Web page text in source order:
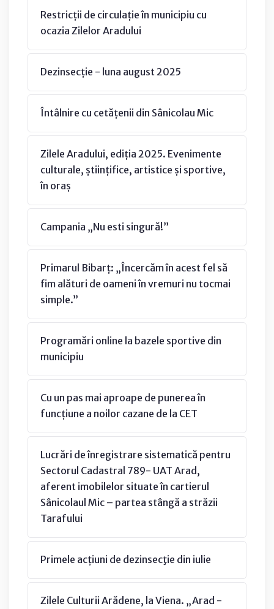
Restricții de circulație în municipiu cu
ocazia Zilelor Aradului
Dezinsecție - luna august 2025
Întâlnire cu cetățenii din Sânicolau Mic
Zilele Aradului, ediția 2025. Evenimente
culturale, științifice, artistice și sportive,
în oraș
Campania „Nu esti singură!”
Primarul Bibarț: „Încercăm în acest fel să
fim alături de oameni în vremuri nu tocmai
simple.”
Programări online la bazele sportive din
municipiu
Cu un pas mai aproape de punerea în
funcțiune a noilor cazane de la CET
Lucrări de înregistrare sistematică pentru
Sectorul Cadastral 789- UAT Arad,
aferent imobilelor situate în cartierul
Sânicolaul Mic – partea stângă a străzii
Tarafului
Primele acțiuni de dezinsecţie din iulie
Zilele Culturii Arădene, la Viena. „Arad -